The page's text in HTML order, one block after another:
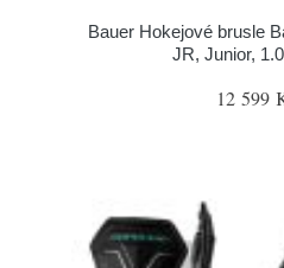
Bauer Hokejové brusle
JR, Junior,
12 599